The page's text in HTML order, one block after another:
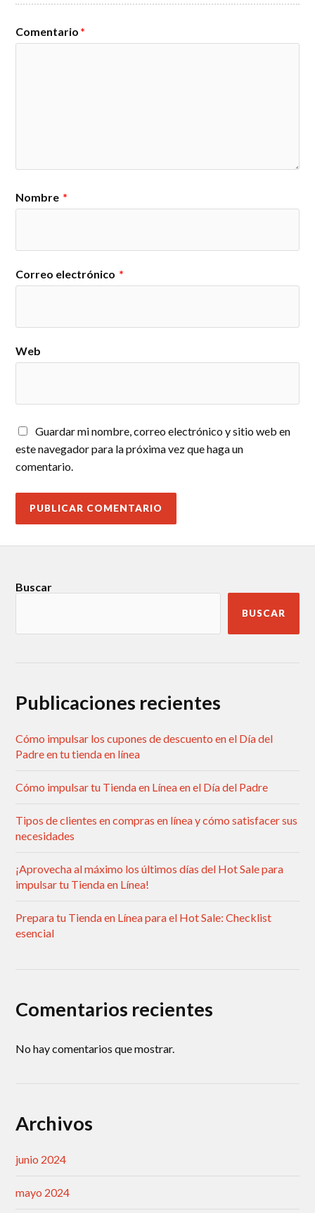
Comentario *
Nombre *
Correo electrónico *
Web
Guardar mi nombre, correo electrónico y sitio web en
este navegador para la próxima vez que haga un
comentario.
Buscar
BUSCAR
Publicaciones recientes
Cómo impulsar los cupones de descuento en el Día del
Padre en tu tienda en línea
Cómo impulsar tu Tienda en Línea en el Día del Padre
Tipos de clientes en compras en línea y cómo satisfacer sus
necesidades
¡Aprovecha al máximo los últimos días del Hot Sale para
impulsar tu Tienda en Línea!
Prepara tu Tienda en Línea para el Hot Sale: Checklist
esencial
Comentarios recientes
No hay comentarios que mostrar.
Archivos
junio 2024
mayo 2024